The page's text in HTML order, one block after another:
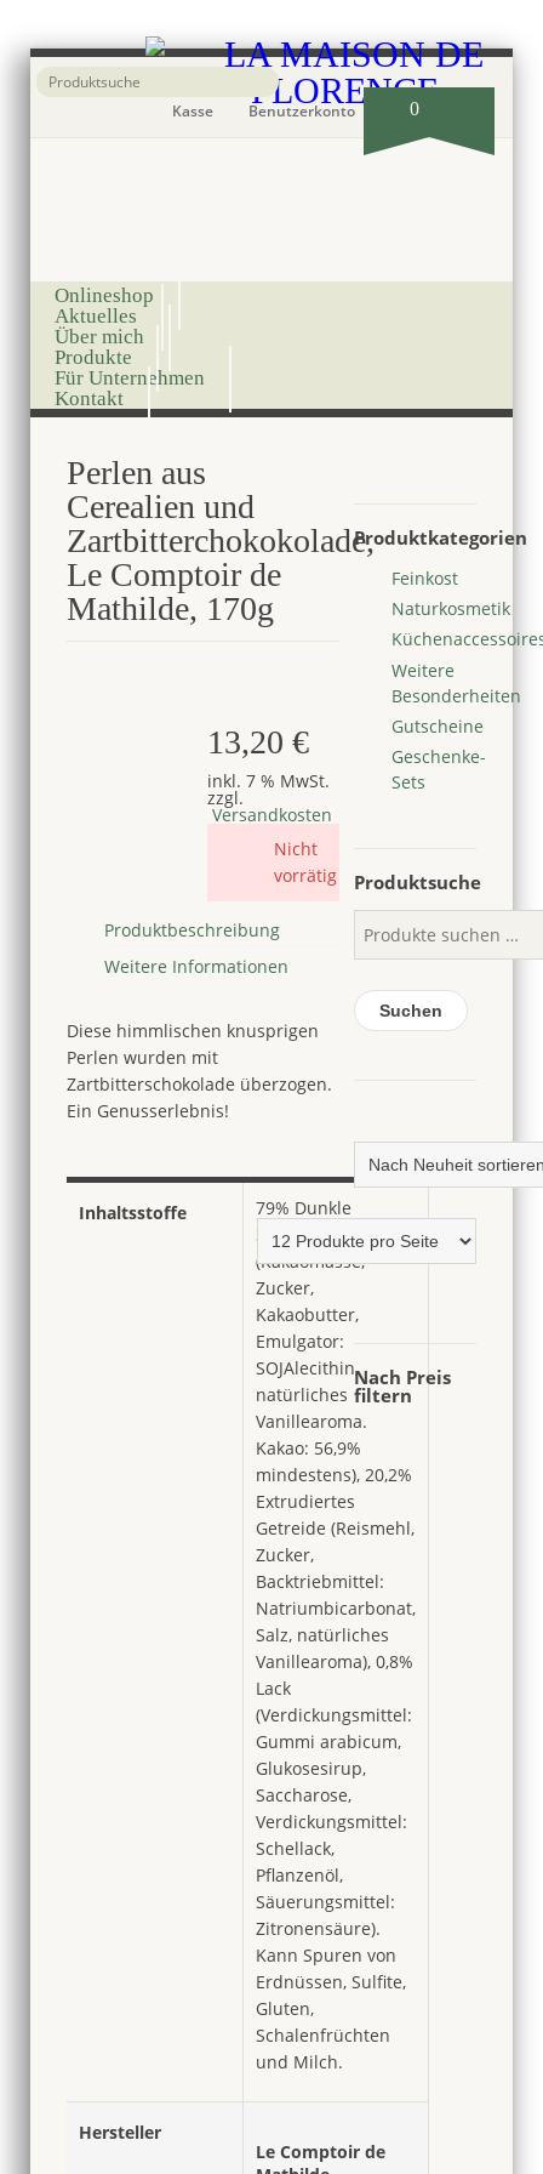
Kasse Benutzerkonto 0
Onlineshop
Aktuelles
Über mich
Produkte
Für Unternehmen
Kontakt
Perlen aus
Cerealien und
Zartbitterchokokolade,
Le Comptoir de
Mathilde, 170g
13,20€
inkl. 7 % MwSt.
zzgl.
Versandkosten
Nicht
vorrätig
Produktbeschreibung
Weitere Informationen
Diese himmlischen knusprigen
Perlen wurden mit
Zartbitterschokolade überzogen.
Ein Genusserlebnis!
Inhaltsstoffe
79% Dunkle
Schokolade
(Kakaomasse,
Zucker,
Kakaobutter,
Emulgator:
SOJAlecithin,
natürliches
Vanillearoma.
Kakao: 56,9%
mindestens), 20,2%
Extrudiertes
Getreide (Reismehl,
Zucker,
Backtriebmittel:
Natriumbicarbonat,
Salz, natürliches
Vanillearoma), 0,8%
Lack
(Verdickungsmittel:
Gummi arabicum,
Glukosesirup,
Saccharose,
Verdickungsmittel:
Schellack,
Pflanzenöl,
Säuerungsmittel:
Zitronensäure).
Kann Spuren von
Erdnüssen, Sulfite,
Gluten,
Schalenfrüchten
und Milch.
Hersteller
Le Comptoir de
Produktkategorien
Feinkost
Naturkosmetik
Weitere
Besonderheiten
Gutscheine
Geschenke-
Sets
Produktsuche
Suchen
Nach Preis
filtern